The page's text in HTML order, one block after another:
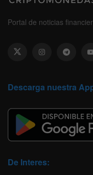
Portal de noticias
Descarga nuestra
De Interes: